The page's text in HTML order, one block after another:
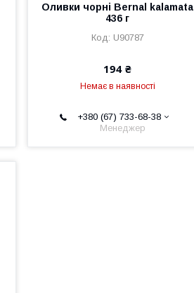
Оливки чорні Bernal kalamata
436 г
U90787
194 ₴
Немає в наявності
+380 (67) 733-68-38
Менеджер